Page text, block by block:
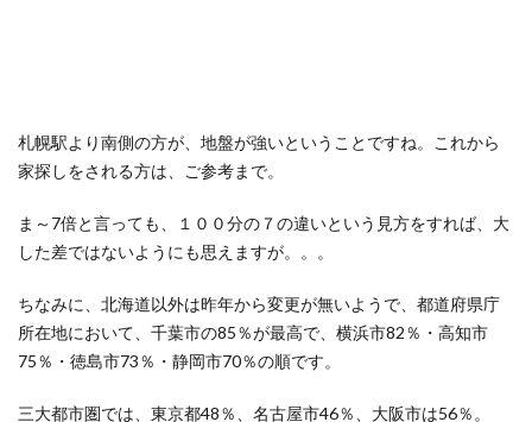
札幌駅より南側の方が、地盤が強いということですね。これから
家探しをされる方は、ご参考まで。
ま～7倍と言っても、１００分の７の違いという見方をすれば、大
した差ではないようにも思えますが。。。
ちなみに、北海道以外は昨年から変更が無いようで、都道府県庁
所在地において、千葉市の85％が最高で、横浜市82％・高知市
75％・徳島市73％・静岡市70％の順です。
三大都市圏では、東京都48％、名古屋市46％、大阪市は56％。